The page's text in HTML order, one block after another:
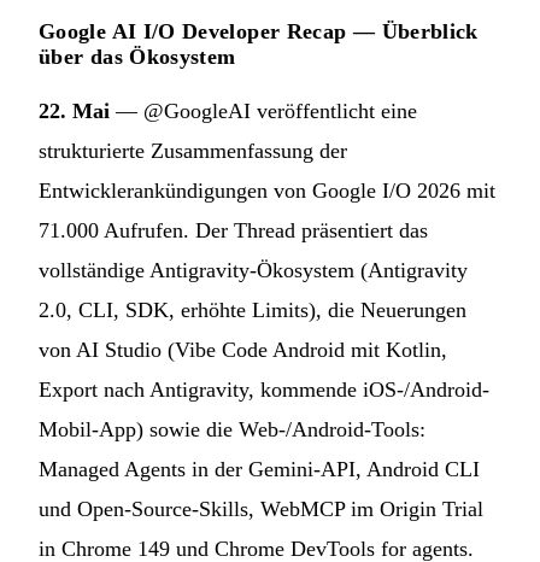
Google AI I/O Developer Recap — Überblick
über das Ökosystem
22. Mai — @GoogleAI veröffentlicht eine
strukturierte Zusammenfassung der
Entwicklerankündigungen von Google I/O 2026 mit
71.000 Aufrufen. Der Thread präsentiert das
vollständige Antigravity-Ökosystem (Antigravity
2.0, CLI, SDK, erhöhte Limits), die Neuerungen
von AI Studio (Vibe Code Android mit Kotlin,
Export nach Antigravity, kommende iOS-/Android-
Mobil-App) sowie die Web-/Android-Tools:
Managed Agents in der Gemini-API, Android CLI
und Open-Source-Skills, WebMCP im Origin Trial
in Chrome 149 und Chrome DevTools for agents.